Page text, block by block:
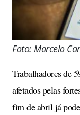
Foto: Marcelo
Trabalhadores de
afetados pelas
fim de abril já